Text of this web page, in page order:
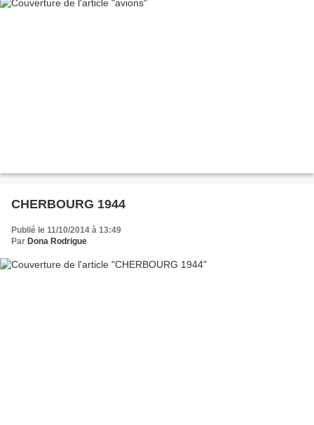
CHERBOURG 1944
Publié le 11/10/2014 à 13:49
Par Dona Rodrigue